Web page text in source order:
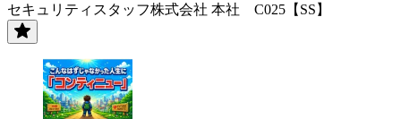
セキュリティスタッフ株式会社 本社 C025【SS】